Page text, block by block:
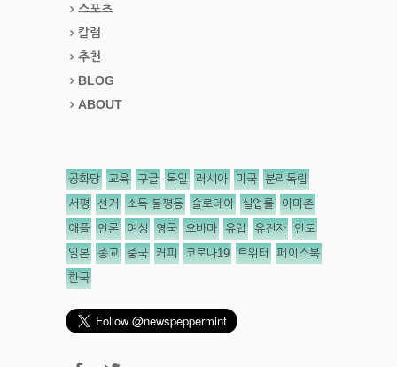
스포츠
칼럼
추천
BLOG
ABOUT
공화당 교육 구글 독일 러시아 미국 분리독립
서평 선거 소득 불평등 슬로데이 실업률 아마존
애플 언론 여성 영국 오바마 유럽 유전자 인도
일본 종교 중국 커피 코로나19 트위터 페이스북
한국